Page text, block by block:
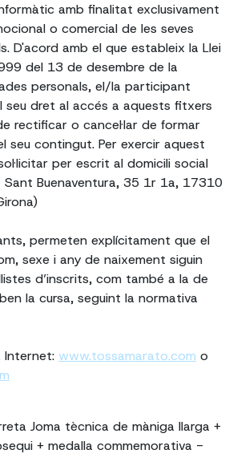
amb finalitat exclusivament
o comercial de les seves
D'acord amb el que estableix la Llei
del 13 de desembre de la
personals, el/la participant
seu dret al accés a aquests fitxers
rectificar o cancel·lar de formar
seu contingut. Per exercir aquest
per escrit al domicili social
Sant Buenaventura, 35 1r 1a, 17310
permeten explícitament que el
sexe i any de naixement siguin
d’inscrits, com també a la de
la cursa, seguint la normativa
Internet: www.tossamarato.com o
Joma tècnica de màniga llarga +
+ medalla commemorativa -